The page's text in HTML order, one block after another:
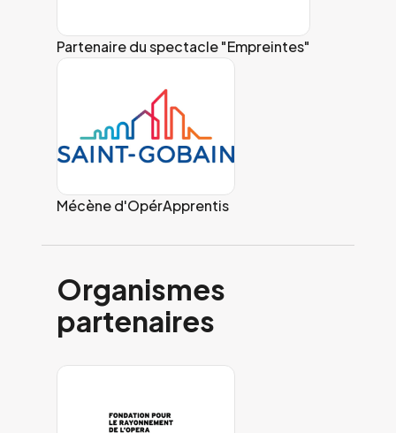
Partenaire du spectacle "Empreintes"
Mécène d'OpérApprentis
Organismes
partenaires